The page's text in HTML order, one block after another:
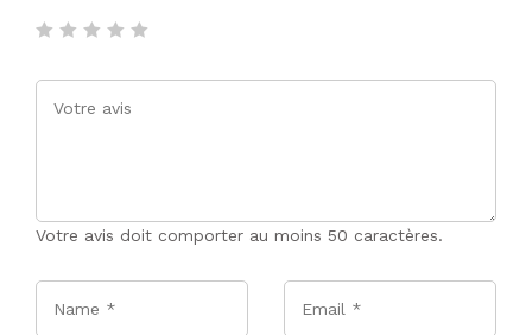
Votre avis doit comporter au moins 50 caractères.